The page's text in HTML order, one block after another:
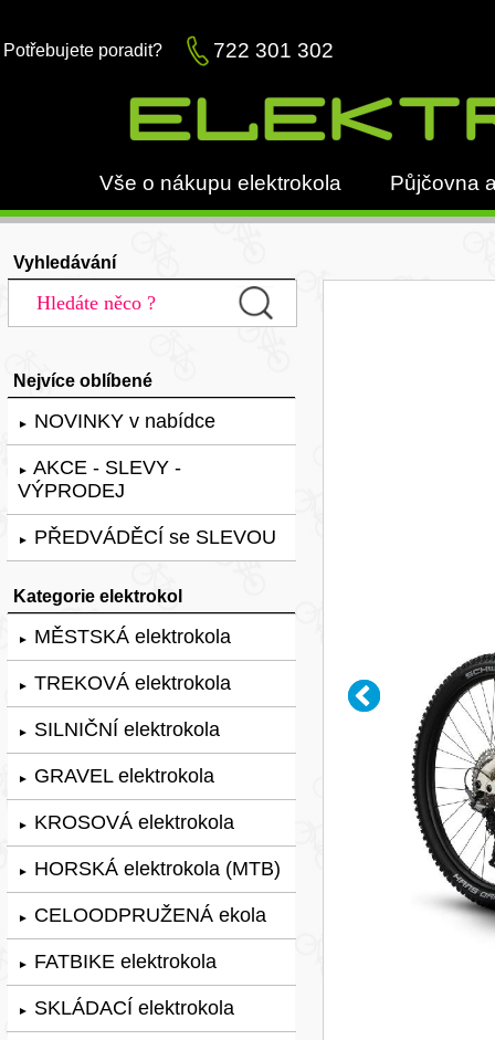
Potřebujete poradit? 722 301 302
Vše o nákupu elektrokola Půjčovna
Vyhledávání
Nejvíce oblíbené
► NOVINKY v nabídce
► AKCE - SLEVY -
VÝPRODEJ
► PŘEDVÁDĚCÍ se SLEVOU
Kategorie elektrokol
► MĚSTSKÁ elektrokola
► TREKOVÁ elektrokola
► SILNIČNÍ elektrokola
► GRAVEL elektrokola
► KROSOVÁ elektrokola
► HORSKÁ elektrokola (MTB)
► CELOODPRUŽENÁ ekola
► FATBIKE elektrokola
► SKLÁDACÍ elektrokola